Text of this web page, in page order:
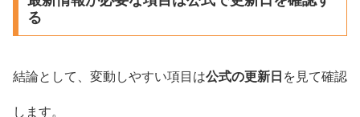
る
結論として、変動しやすい項目は公式の更新日 を見て確認
します。